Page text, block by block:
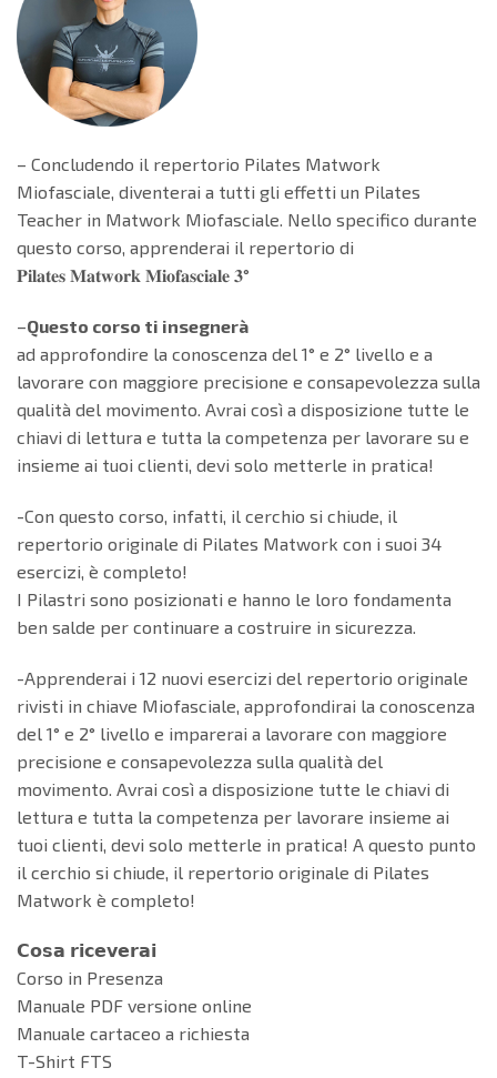
– Concludendo il repertorio Pilates Matwork
Miofasciale, diventerai a tutti gli effetti un Pilates
Teacher in Matwork Miofasciale. Nello specifico durante
questo corso, apprenderai il repertorio di
𝐏𝐢𝐥𝐚𝐭𝐞𝐬 𝐌𝐚𝐭𝐰𝐨𝐫𝐤 𝐌𝐢𝐨𝐟𝐚𝐬𝐜𝐢𝐚𝐥𝐞 𝟑°
–Questo corso ti insegnerà
ad approfondire la conoscenza del 1° e 2° livello e a
lavorare con maggiore precisione e consapevolezza sulla
qualità del movimento. Avrai così a disposizione tutte le
chiavi di lettura e tutta la competenza per lavorare su e
insieme ai tuoi clienti, devi solo metterle in pratica!
-Con questo corso, infatti, il cerchio si chiude, il
repertorio originale di Pilates Matwork con i suoi 34
esercizi, è completo!
I Pilastri sono posizionati e hanno le loro fondamenta
ben salde per continuare a costruire in sicurezza.
-Apprenderai i 12 nuovi esercizi del repertorio originale
rivisti in chiave Miofasciale, approfondirai la conoscenza
del 1° e 2° livello e imparerai a lavorare con maggiore
precisione e consapevolezza sulla qualità del
movimento. Avrai così a disposizione tutte le chiavi di
lettura e tutta la competenza per lavorare insieme ai
tuoi clienti, devi solo metterle in pratica! A questo punto
il cerchio si chiude, il repertorio originale di Pilates
Matwork è completo!
𝗖𝗼𝘀𝗮 𝗿𝗶𝗰𝗲𝘃𝗲𝗿𝗮𝗶
Corso in Presenza
Manuale PDF versione online
Manuale cartaceo a richiesta
T-Shirt FTS